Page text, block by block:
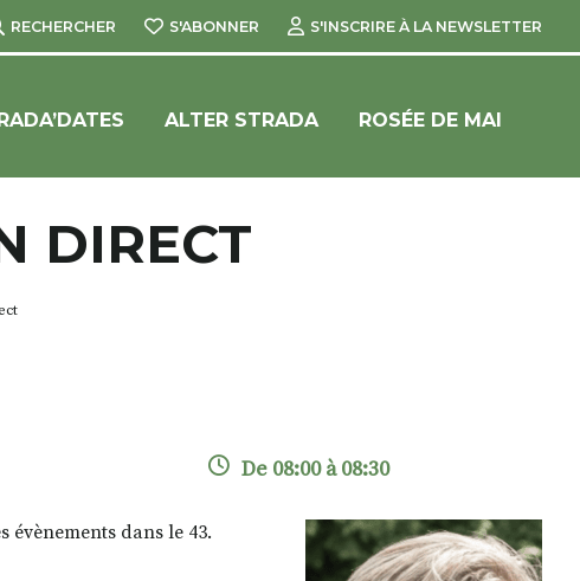
RECHERCHER S'ABONNER S'INSCRIRE À LA NEWSLETTER
ALTER STRADA ROSÉE DE MAI
DIRECT
De 08:00 à 08:30
évènements dans le 43.